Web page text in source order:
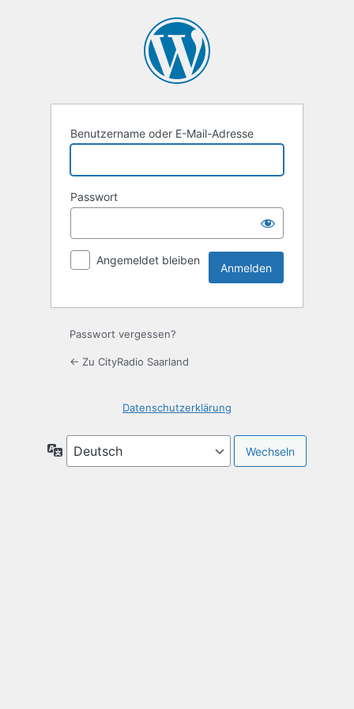
Benutzername oder E-Mail-Adresse
Passwort
Angemeldet bleiben
Passwort vergessen?
← Zu CityRadio Saarland
Datenschutzerklärung
Sprache